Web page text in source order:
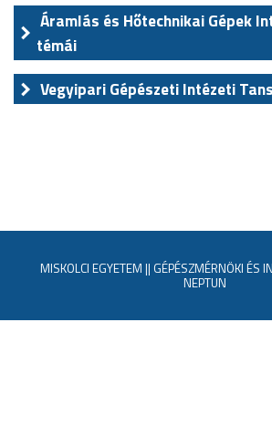
Áramlás és Hőtechnikai Gépek
témái
Vegyipari Gépészeti Intézeti
MISKOLCI EGYETEM || GÉPÉSZMÉRNÖKI ÉS
NEPTUN